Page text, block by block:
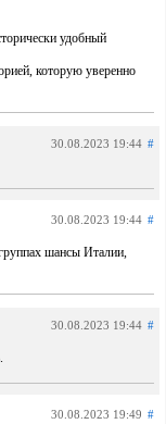
удобный
которую уверенно
30.08.2023 19:44 #
30.08.2023 19:44 #
шансы Италии,
30.08.2023 19:44 #
30.08.2023 19:49 #